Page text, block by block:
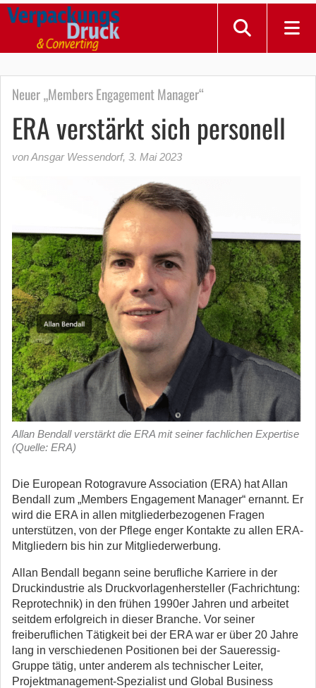
Neuer „Members Engagement Manager“
ERA verstärkt sich personell
von Ansgar Wessendorf, 3. Mai 2023
Allan Bendall verstärkt die ERA mit seiner fachlichen Expertise
(Quelle: ERA)
Die European Rotogravure Association (ERA) hat Allan
Bendall zum „Members Engagement Manager“ ernannt. Er
wird die ERA in allen mitgliederbezogenen Fragen
unterstützen, von der Pflege enger Kontakte zu allen ERA-
Mitgliedern bis hin zur Mitgliederwerbung.
Allan Bendall begann seine berufliche Karriere in der
Druckindustrie als Druckvorlagenhersteller (Fachrichtung:
Reprotechnik) in den frühen 1990er Jahren und arbeitet
seitdem erfolgreich in dieser Branche. Vor seiner
freiberuflichen Tätigkeit bei der ERA war er über 20 Jahre
lang in verschiedenen Positionen bei der Saueressig-
Gruppe tätig, unter anderem als technischer Leiter,
Projektmanagement-Spezialist und Global Business